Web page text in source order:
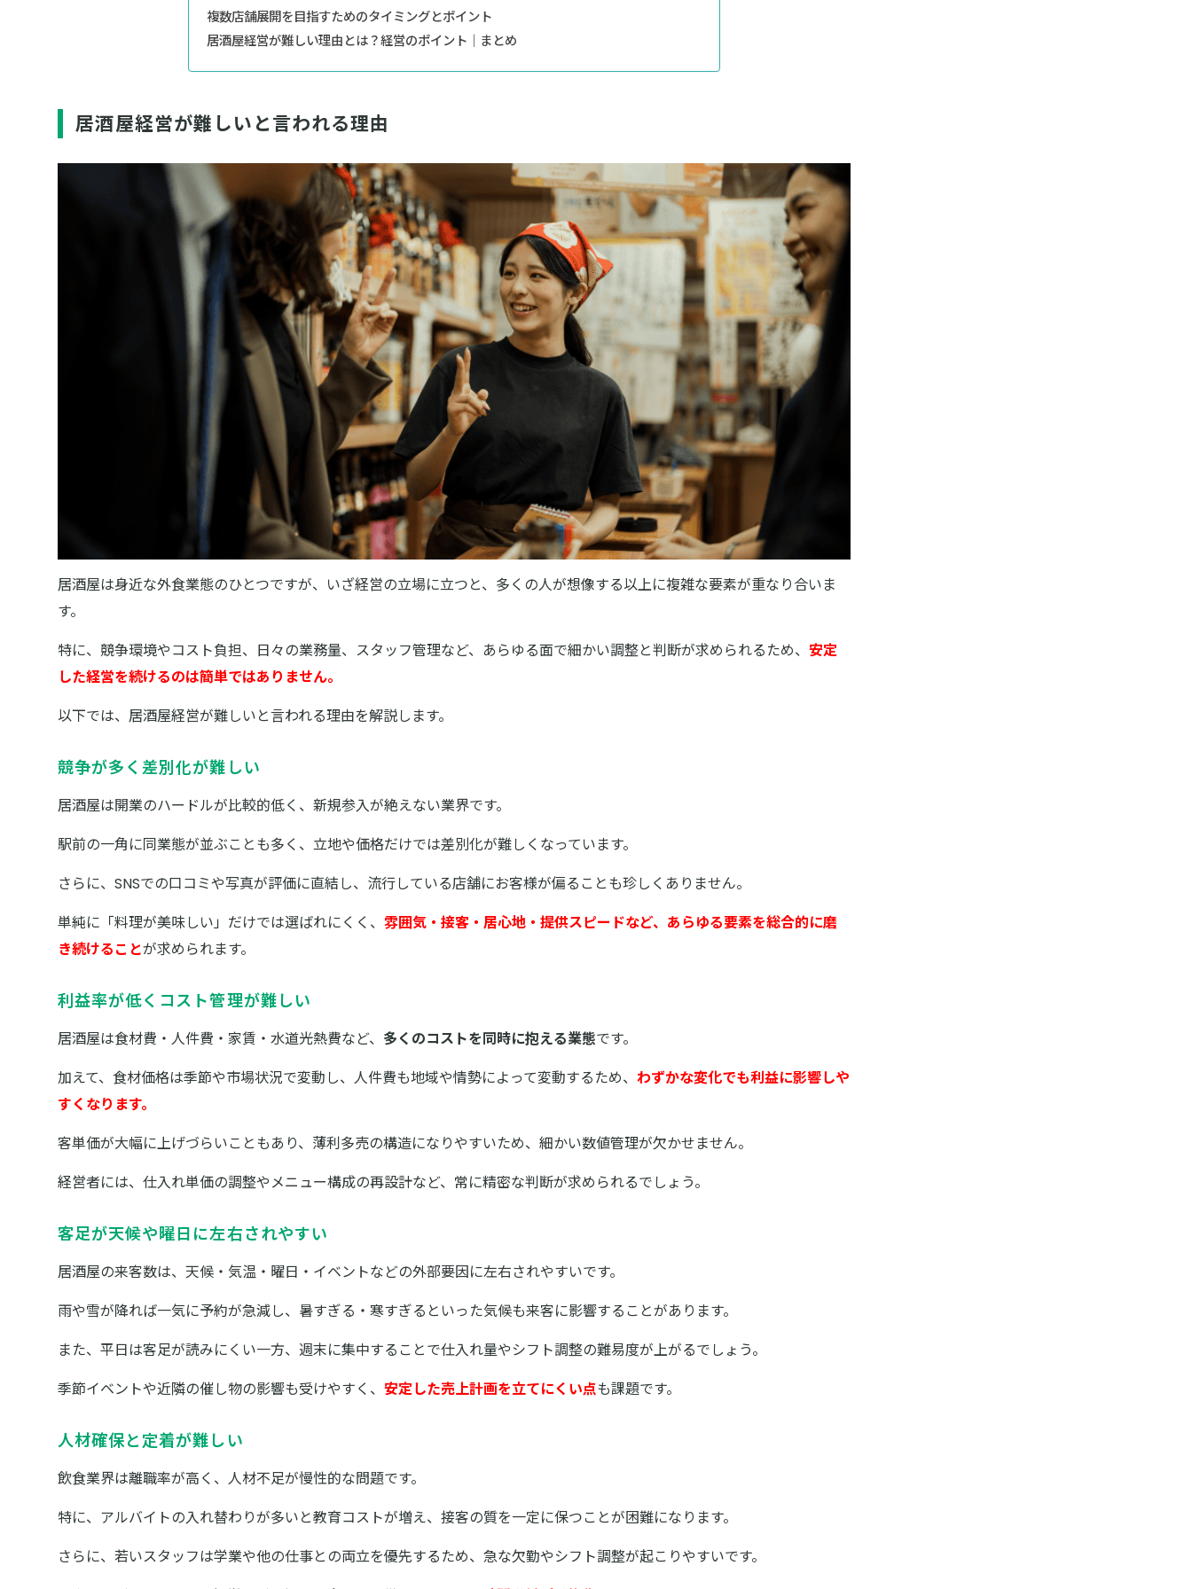
複数店舗展開を目指すためのタイミングとポイント
居酒屋経営が難しい理由とは？経営のポイント｜まとめ
居酒屋経営が難しいと言われる理由
居酒屋は身近な外食業態のひとつですが、いざ経営の立場に立つと、多くの人が想像する以上に複雑な要素が重なり合いま
す。
特に、競争環境やコスト負担、日々の業務量、スタッフ管理など、あらゆる面で細かい調整と判断が求められるため、安定
した経営を続けるのは簡単ではありません。
以下では、居酒屋経営が難しいと言われる理由を解説します。
競争が多く差別化が難しい
居酒屋は開業のハードルが比較的低く、新規参入が絶えない業界です。
駅前の一角に同業態が並ぶことも多く、立地や価格だけでは差別化が難しくなっています。
さらに、SNSでの口コミや写真が評価に直結し、流行している店舗にお客様が偏ることも珍しくありません。
単純に「料理が美味しい」だけでは選ばれにくく、雰囲気・接客・居心地・提供スピードなど、あらゆる要素を総合的に磨
き続けることが求められます。
利益率が低くコスト管理が難しい
居酒屋は食材費・人件費・家賃・水道光熱費など、 多くのコストを同時に抱える業態です。
加えて、食材価格は季節や市場状況で変動し、人件費も地域や情勢によって変動するため、わずかな変化でも利益に影響しや
すくなります。
客単価が大幅に上げづらいこともあり、薄利多売の構造になりやすいため、細かい数値管理が欠かせません。
経営者には、仕入れ単価の調整やメニュー構成の再設計など、常に精密な判断が求められるでしょう。
客足が天候や曜日に左右されやすい
居酒屋の来客数は、天候・気温・曜日・イベントなどの外部要因に左右されやすいです。
雨や雪が降れば一気に予約が急減し、暑すぎる・寒すぎるといった気候も来客に影響することがあります。
また、平日は客足が読みにくい一方、週末に集中することで仕入れ量やシフト調整の難易度が上がるでしょう。
季節イベントや近隣の催し物の影響も受けやすく、安定した売上計画を立てにくい点も課題です。
人材確保と定着が難しい
飲食業界は離職率が高く、人材不足が慢性的な問題です。
特に、アルバイトの入れ替わりが多いと教育コストが増え、接客の質を一定に保つことが困難になります。
さらに、若いスタッフは学業や他の仕事との両立を優先するため、急な欠勤やシフト調整が起こりやすいです。